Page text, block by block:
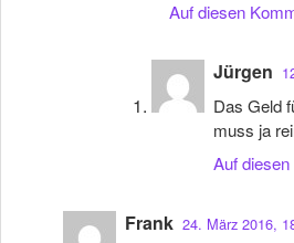
Auf diesen
Jürgen
Das Geld
muss ja
Auf
Frank 24. März 2016,